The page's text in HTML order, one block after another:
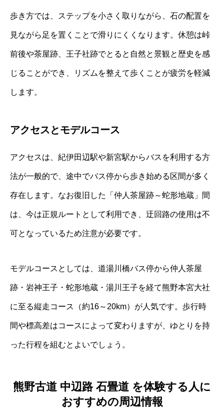
歩き方では、ステップを小さく取りながら、石の配置を
見ながら足を置くことで滑りにくくなります。休憩は峠
前後や茶屋跡、王子社跡でとると自然と景観と歴史を感
じることができ、リズムを整えて歩くことが疲労を軽減
します。
アクセスとモデルコース
アクセスは、紀伊田辺駅や新宮駅からバスを利用する方
法が一般的で、途中でバス停から歩き始める区間が多く
存在します。なお復旧した「仲人茶屋跡～蛇形地蔵」間
は、今は正規ルートとして利用でき、迂回路の使用は不
可となっているため注意が必要です。
モデルコースとしては、道湯川橋バス停から仲人茶屋
跡・岩神王子・蛇形地蔵・湯川王子を経て熊野本宮大社
に至る縦走コース（約16～20km）が人気です。歩行時
間や標高差はコースによって変わりますが、ゆとりを持
った行程を組むとよいでしょう。
熊野古道 中辺路 石畳道 を体験する人に
おすすめの周辺情報